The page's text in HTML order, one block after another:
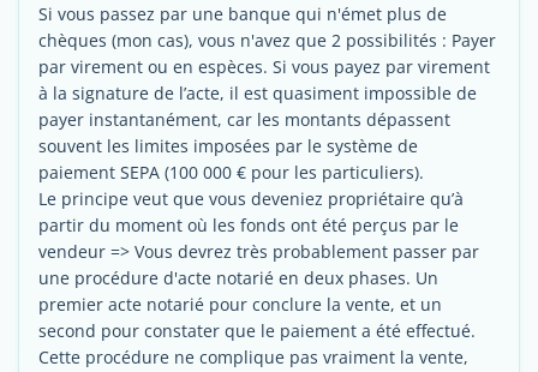
Si vous passez par une banque qui n'émet plus de
chèques (mon cas), vous n'avez que 2 possibilités : Payer
par virement ou en espèces. Si vous payez par virement
à la signature de l’acte, il est quasiment impossible de
payer instantanément, car les montants dépassent
souvent les limites imposées par le système de
paiement SEPA (100 000 € pour les particuliers).
Le principe veut que vous deveniez propriétaire qu’à
partir du moment où les fonds ont été perçus par le
vendeur => Vous devrez très probablement passer par
une procédure d'acte notarié en deux phases. Un
premier acte notarié pour conclure la vente, et un
second pour constater que le paiement a été effectué.
Cette procédure ne complique pas vraiment la vente,